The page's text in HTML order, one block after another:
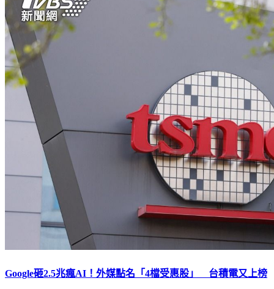
Google砸2.5兆瘋AI！外媒點名「4檔受惠股」 台積電又上榜